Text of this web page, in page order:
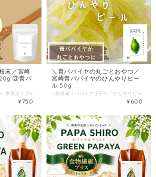
末／宮崎
③青パ
¥750
＼青パパイヤの丸ごとおやつ／
宮崎青パパイヤのひんやりピー
ル 50g
¥600